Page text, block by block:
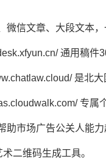
微信文章、大段文本
通用稿件
是北大
专属
助市场广告公关人能力
二维码生成工具。